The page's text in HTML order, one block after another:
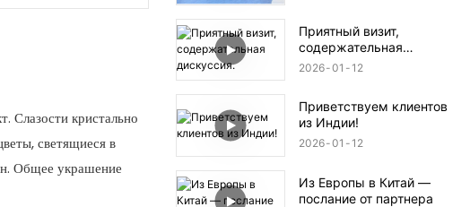
Слазости кристально
светящиеся в
Общее украшение
Приятный визит,
содержательная
дискуссия.
2026 01 12
Приветствуем клиентов
из Индии!
2026 01 12
Из Европы в Китай —
послание от партнера